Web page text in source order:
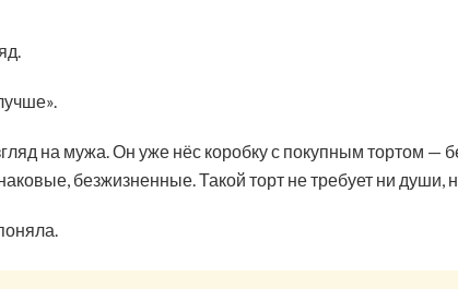
на мужа. Он уже нёс коробку с покупным тортом —
безжизненные. Такой торт не требует ни души,